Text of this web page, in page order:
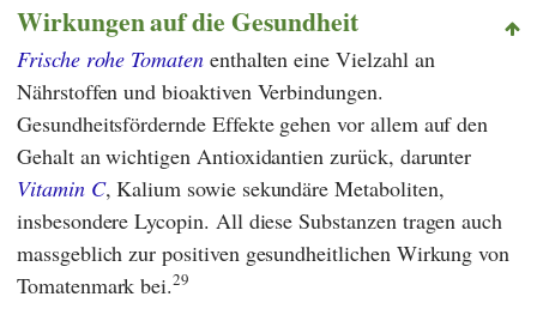
Wirkungen auf die Gesundheit
Frische rohe Tomatenenthalten eine Vielzahl an
Nährstoffen und bioaktiven Verbindungen.
Gesundheitsfördernde Effekte gehen vor allem auf den
Gehalt an wichtigen Antioxidantien zurück, darunter
Vitamin C, Kalium sowie sekundäre Metaboliten,
insbesondere Lycopin. All diese Substanzen tragen auch
massgeblich zur positiven gesundheitlichen Wirkung von
Tomatenmark bei.29